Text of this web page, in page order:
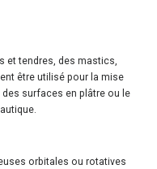
et tendres, des mastics,
être utilisé pour la mise
surfaces en plâtre ou le
orbitales ou rotatives